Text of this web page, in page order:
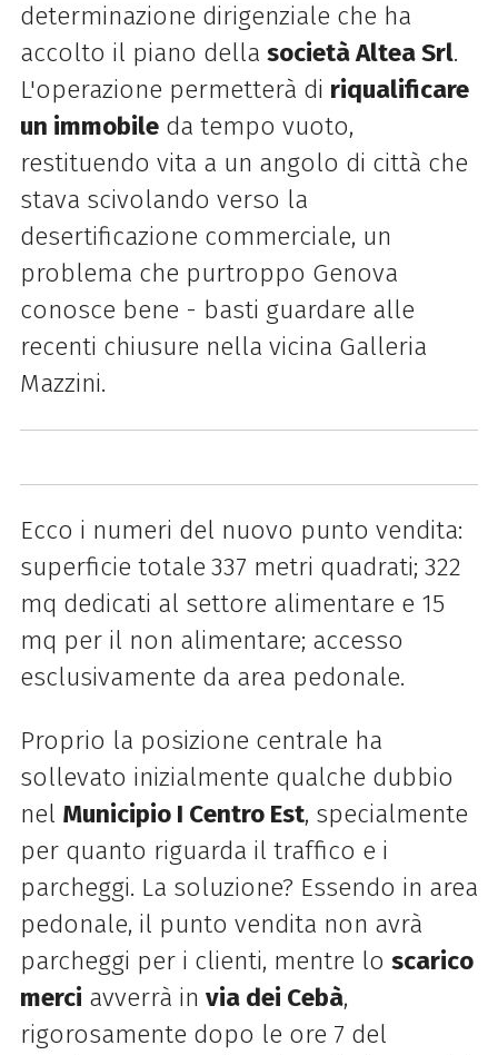
determinazione dirigenziale che ha
accolto il piano della società Altea Srl.
L'operazione permetterà di riqualificare
un immobileda tempo vuoto,
restituendo vita a un angolo di città che
stava scivolando verso la
desertificazione commerciale, un
problema che purtroppo Genova
conosce bene - basti guardare alle
recenti chiusure nella vicina Galleria
Mazzini.
Ecco i numeri del nuovo punto vendita:
superficie totale 337 metri quadrati; 322
mq dedicati al settore alimentare e 15
mq per il non alimentare; accesso
esclusivamente da area pedonale.
Proprio la posizione centrale ha
sollevato inizialmente qualche dubbio
nel Municipio I Centro Est, specialmente
per quanto riguarda il traffico e i
parcheggi. La soluzione? Essendo in area
pedonale, il punto vendita non avrà
parcheggi per i clienti, mentre lo scarico
merci avverrà in via dei Cebà,
rigorosamente dopo le ore 7 del